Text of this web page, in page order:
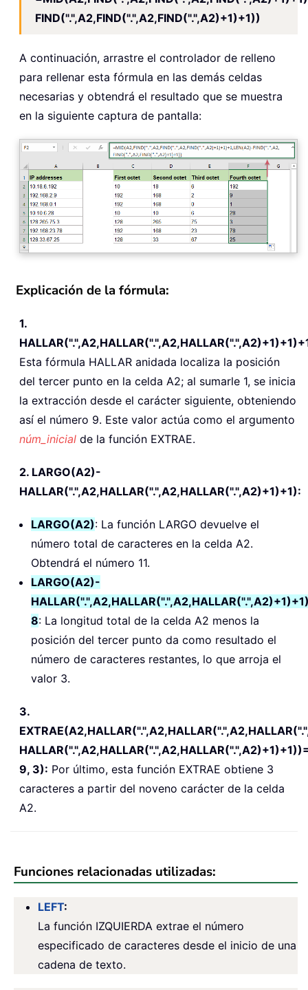
FIND(".",A2,FIND(".",A2,FIND(".",A2)+1)+1))
A continuación, arrastre el controlador de relleno
para rellenar esta fórmula en las demás celdas
necesarias y obtendrá el resultado que se muestra
en la siguiente captura de pantalla:
Explicación de la fórmula:
1.
Esta fórmula HALLAR anidada localiza la posición
del tercer punto en la celda A2; al sumarle 1, se inicia
la extracción desde el carácter siguiente, obteniendo
así el número 9. Este valor actúa como el argumento
núm_inicial de la función EXTRAE.
2. LARGO(A2)-
HALLAR(".",A2,HALLAR(".",A2,HALLAR(".",A2)+1)+1):
LARGO(A2): La función LARGO devuelve el
número total de caracteres en la celda A2.
Obtendrá el número 11.
LARGO(A2)-
8: La longitud total de la celda A2 menos la
posición del tercer punto da como resultado el
número de caracteres restantes, lo que arroja el
valor 3.
3.
9, 3): Por último, esta función EXTRAE obtiene 3
caracteres a partir del noveno carácter de la celda
A2.
Funciones relacionadas utilizadas:
LEFT:
La función IZQUIERDA extrae el número
especificado de caracteres desde el inicio de una
cadena de texto.